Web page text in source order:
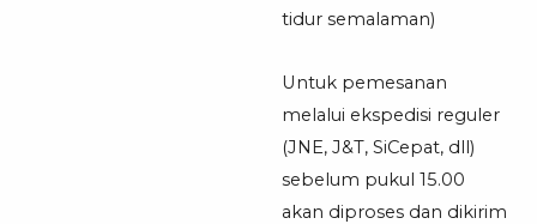
tidur semalaman)
Untuk pemesanan
melalui ekspedisi reguler
(JNE, J&T, SiCepat, dll)
sebelum pukul 15.00
akan diproses dan dikirim